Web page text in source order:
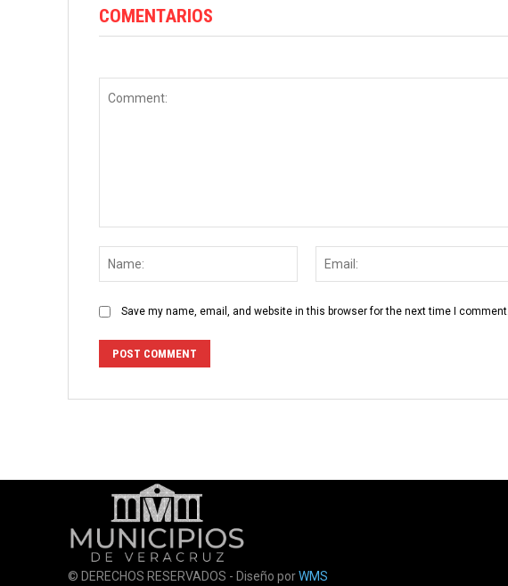
COMENTARIOS
Save my name, email, and website in this browser for the next time I comment.
© DERECHOS RESERVADOS - Diseño porWMS